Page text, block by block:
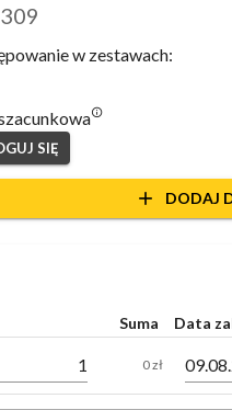
w zestawach:
info_outlined
SIĘ
add DODAJ
Suma Data
0 zł